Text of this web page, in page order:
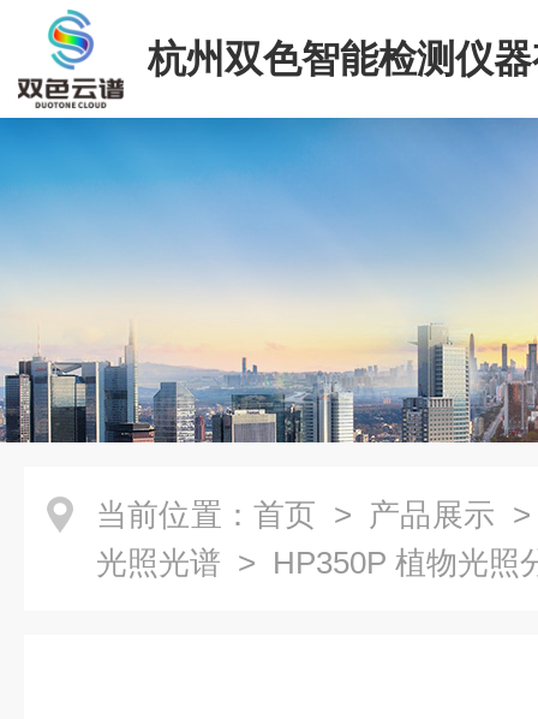
杭州双色智能检测仪
司
当前位置： 首页 > 产品展示
光照光谱 > HP350P 植物光照